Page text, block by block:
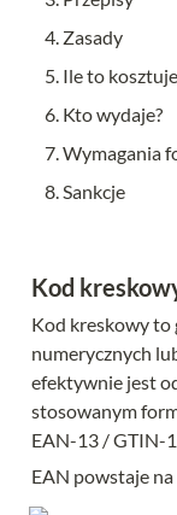
Zasady
Ile to
Kto wydaje?
Wymagania
Sankcje
Kod
Kod kreskowy to
numerycznych
efektywnie jest
stosowanym
EAN-13 / GTIN-
EAN powstaje